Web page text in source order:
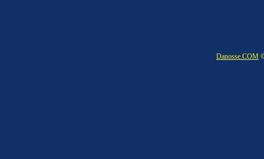
Danosse.COM